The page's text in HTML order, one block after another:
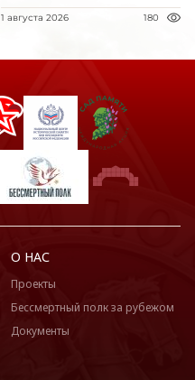
1 августа 2026 180
О НАС
Проекты
Бессмертный полк за рубежом
Документы